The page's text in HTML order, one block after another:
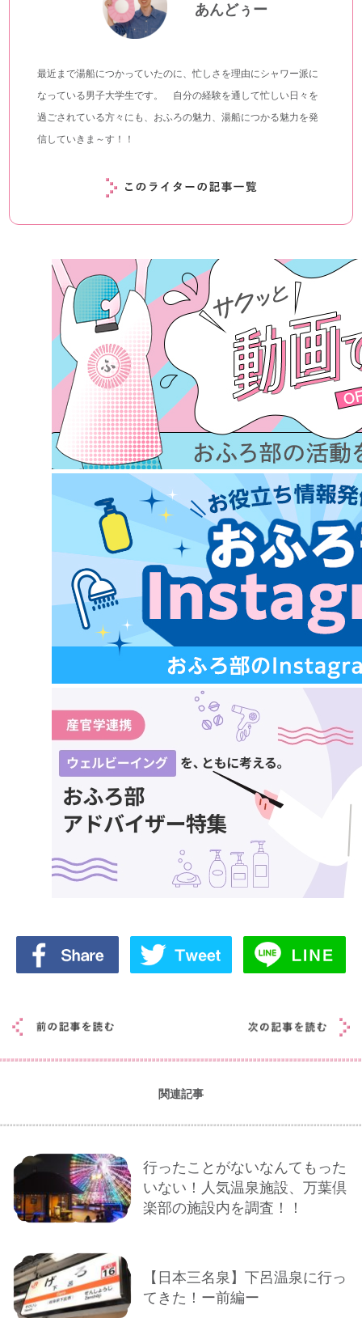
あんどぅー
最近まで湯船につかっていたのに、忙しさを理由にシャワー派に
なっている男子大学生です。 自分の経験を通して忙しい日々を
過ごされている方々にも、おふろの魅力、湯船につかる魅力を発
信していきま～す！！
関連記事
行ったことがないなんてもった
いない！人気温泉施設、万葉倶
楽部の施設内を調査！！
【日本三名泉】下呂温泉に行っ
てきた！ー前編ー